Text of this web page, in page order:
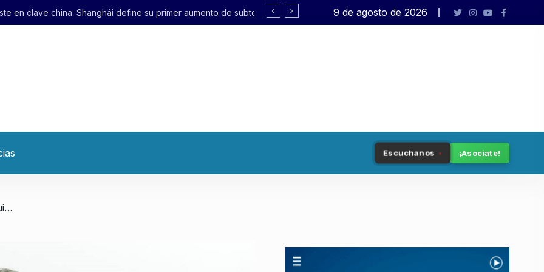
define su primer aumento de subte en 21 años Rafael Varela presenta «Big Bang»
9 de agosto de 2026
Escuchanos ¡Asociate!
/ «No cabe duda de que Nisman se suicidó»